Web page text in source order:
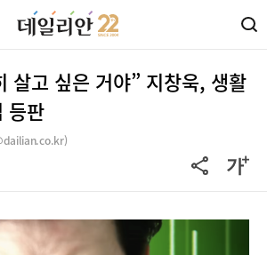
살고 싶은 거야” 지창욱, 생활
등판